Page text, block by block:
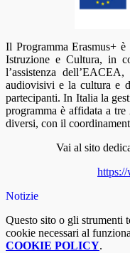
Il Programma Erasmus+ è
Istruzione e Cultura, in
l’assistenza dell’EACEA,
audiovisivi e la cultura e
partecipanti. In Italia la
programma è affidata a
diversi, con il
Vai al sito
Notizie
Questo sito o gli strumenti
cookie necessari al
COOKIE POLICY.